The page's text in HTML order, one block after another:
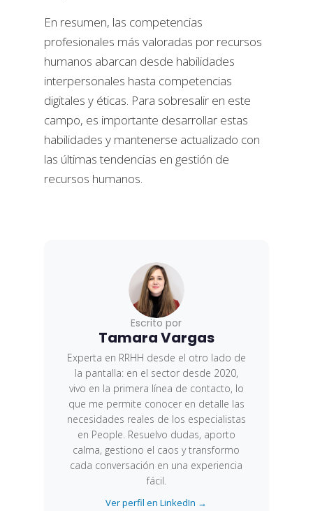
En resumen, las competencias
profesionales más valoradas por recursos
humanos abarcan desde habilidades
interpersonales hasta competencias
digitales y éticas. Para sobresalir en este
campo, es importante desarrollar estas
habilidades y mantenerse actualizado con
las últimas tendencias en gestión de
recursos humanos.
Escrito por
Tamara Vargas
Experta en RRHH desde el otro lado de
la pantalla: en el sector desde 2020,
vivo en la primera línea de contacto, lo
que me permite conocer en detalle las
necesidades reales de los especialistas
en People. Resuelvo dudas, aporto
calma, gestiono el caos y transformo
cada conversación en una experiencia
fácil.
Ver perfil en LinkedIn →